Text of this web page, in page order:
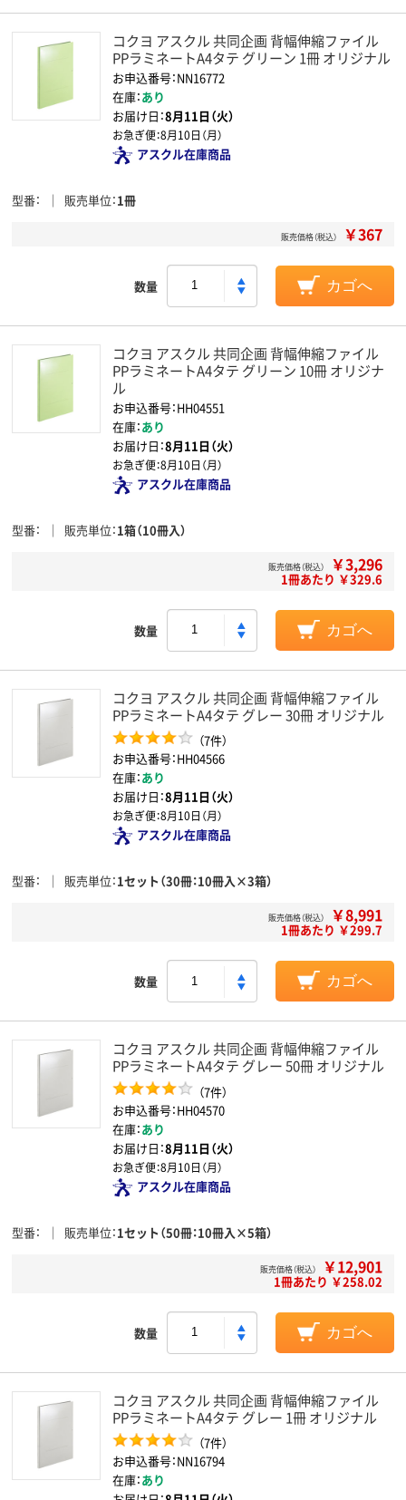
コクヨ アスクル 共同企画 背幅伸縮ファイル
PPラミネートA4タテ グリーン 1冊 オリジナル
お申込番号：NN16772
在庫：あり
お届け日：8月11日（火）
お急ぎ便：8月10日（月）
アスクル在庫商品
型番 販売単位 1冊
販売価格（税込） ￥367
数量 カゴへ
コクヨ アスクル 共同企画 背幅伸縮ファイル
PPラミネートA4タテ グリーン 10冊 オリジナ
ル
お申込番号：HH04551
在庫：あり
お届け日：8月11日（火）
お急ぎ便：8月10日（月）
アスクル在庫商品
型番 販売単位 1箱（10冊入）
販売価格（税込） ￥3,296
1冊あたり ￥329.6
数量 カゴへ
コクヨ アスクル 共同企画 背幅伸縮ファイル
PPラミネートA4タテ グレー 30冊 オリジナル
（7件）
お申込番号：HH04566
在庫：あり
お届け日：8月11日（火）
お急ぎ便：8月10日（月）
アスクル在庫商品
型番 販売単位 1セット（30冊：10冊入×3箱）
販売価格（税込） ￥8,991
1冊あたり ￥299.7
数量 カゴへ
コクヨ アスクル 共同企画 背幅伸縮ファイル
PPラミネートA4タテ グレー 50冊 オリジナル
（7件）
お申込番号：HH04570
在庫：あり
お届け日：8月11日（火）
お急ぎ便：8月10日（月）
アスクル在庫商品
型番 販売単位 1セット（50冊：10冊入×5箱）
販売価格（税込） ￥12,901
1冊あたり ￥258.02
数量 カゴへ
コクヨ アスクル 共同企画 背幅伸縮ファイル
PPラミネートA4タテ グレー 1冊 オリジナル
（7件）
お申込番号：NN16794
在庫：あり